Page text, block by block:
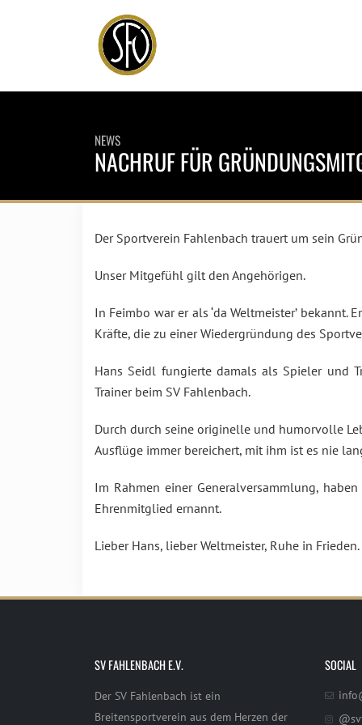
NEWS
NACHRUF FÜR
Der Sportverein Fahlenbach trauert um sein
Unser Mitgefühl gilt den Angehörigen.
In Feimbo war er als ‘da Weltmeister’
Kräfte, die zu einer Wiedergründung des
Hans Seidl fungierte damals als Spieler und
Trainer beim SV Fahlenbach.
Durch durch seine originelle und humorvolle
Ausflüge immer bereichert, mit ihm ist es nie
Im Rahmen einer Generalversammlung,
Ehrenmitglied ernannt.
Lieber Hans, lieber Weltmeister, Ruhe in Frieden.
SV FAHLENBACH E.V.
Der SV Fahlenbach ist ein
Breitensportverein aus dem Herzen der
SOCIAL